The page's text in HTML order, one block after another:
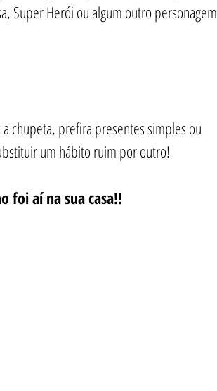
Super Herói ou algum outro personagem
chupeta, prefira presentes simples ou
um hábito ruim por outro!
foi aí na sua casa!!